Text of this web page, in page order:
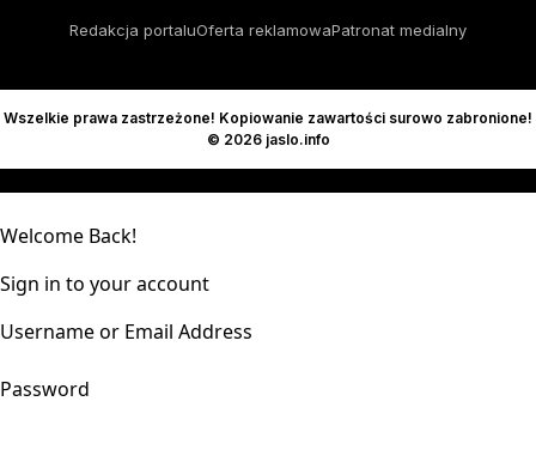
Redakcja portaluOferta reklamowaPatronat medialny
Wszelkie prawa zastrzeżone! Kopiowanie zawartości surowo zabronione!
© 2026 jaslo.info
Welcome Back!
Sign in to your account
Username or Email Address
Password